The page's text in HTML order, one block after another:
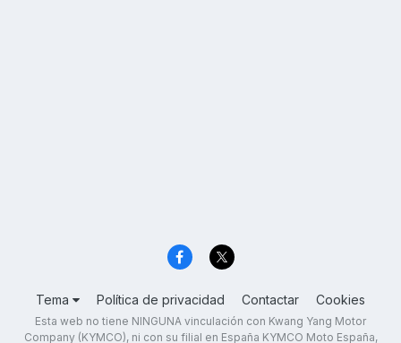
Tema Política de privacidad Contactar Cookies
Esta web no tiene NINGUNA vinculación con Kwang Yang Motor
Company (KYMCO), ni con su filial en España KYMCO Moto España,